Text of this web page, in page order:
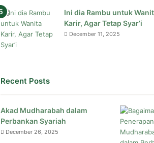
Ini dia Rambu untuk
Karir, Agar Tetap Syar’i
December 11, 2025
Recent Posts
Akad Mudharabah dalam
Perbankan Syariah
December 26, 2025